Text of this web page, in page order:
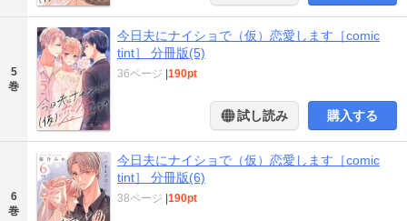
5
巻
今日夫にナイショで（仮）恋愛します［comic
tint］ 分冊版(5)
36ページ |190pt
試し読み 購入する
6
巻
今日夫にナイショで（仮）恋愛します［comic
tint］ 分冊版(6)
38ページ |190pt